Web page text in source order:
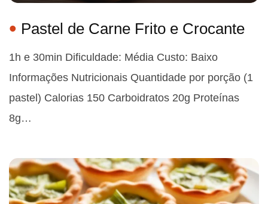
Pastel de Carne Frito e Crocante
1h e 30min Dificuldade: Média Custo: Baixo
Informações Nutricionais Quantidade por porção (1
pastel) Calorias 150 Carboidratos 20g Proteínas
8g…